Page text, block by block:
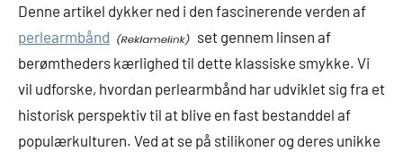
Denne artikel dykker ned i den fascinerende verden af
perlearmbånd
set gennem linsen af
berømtheders kærlighed til dette klassiske smykke. Vi
vil udforske, hvordan perlearmbånd har udviklet sig fra et
historisk perspektiv til at blive en fast bestanddel af
populærkulturen. Ved at se på stilikoner og deres unikke